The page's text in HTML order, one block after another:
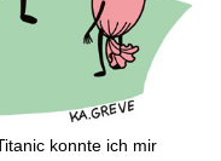
konnte ich mir